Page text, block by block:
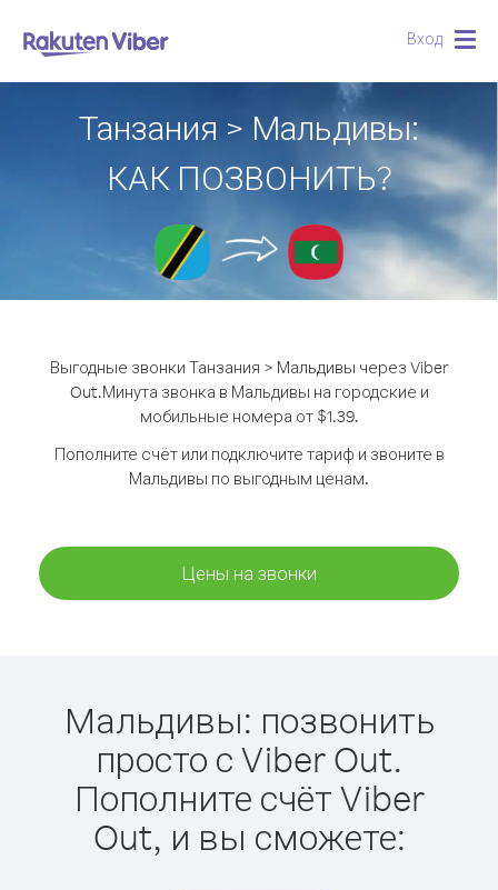
Вход
Танзания > Мальдивы:
КАК ПОЗВОНИТЬ?
Выгодные звонки Танзания > Мальдивы через Viber
Out.Минута звонка в Мальдивы на городские и
мобильные номера от $1.39.
Пополните счёт или подключите тариф и звоните в
Мальдивы по выгодным ценам.
Цены на звонки
Мальдивы: позвонить
просто с Viber Out.
Пополните счёт Viber
Out, и вы сможете: